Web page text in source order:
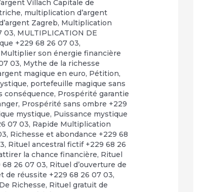
Villach Capitale de
, multiplication d’argent
Zagreb, Multiplication
03, MULTIPLICATION DE
+229 68 26 07 03,
Multiplier son énergie financière
03, Mythe de la richesse
magique en euro, Pétition,
, portefeuille magique sans
conséquence, Prospérité garantie
, Prospérité sans ombre +229
mystique, Puissance mystique
07 03, Rapide Multiplication
, Richesse et abondance +229 68
, Rituel ancestral fictif +229 68 26
la chance financière, Rituel
68 26 07 03, Rituel d’ouverture de
de réussite +229 68 26 07 03,
Richesse, Rituel gratuit de